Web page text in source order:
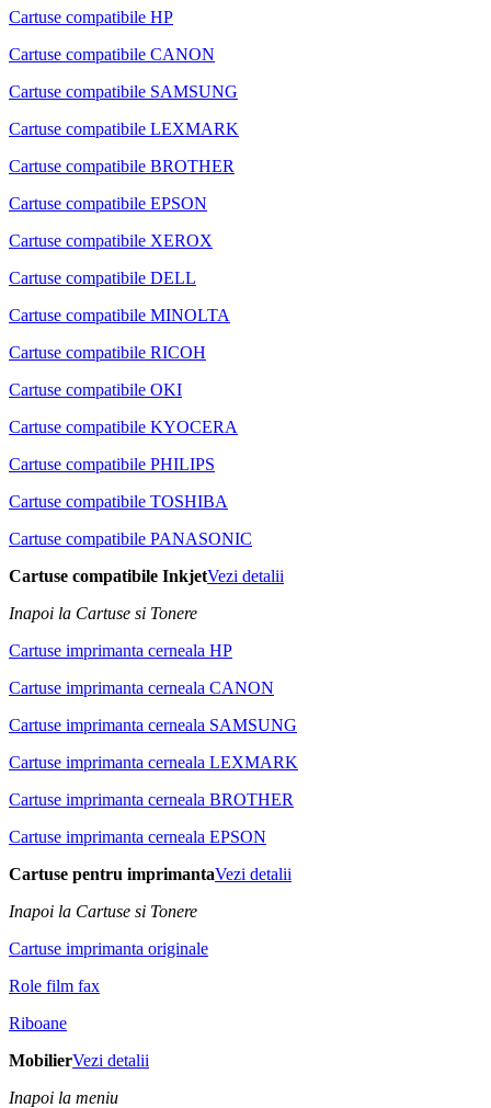
Cartuse compatibile HP
Cartuse compatibile CANON
Cartuse compatibile SAMSUNG
Cartuse compatibile LEXMARK
Cartuse compatibile BROTHER
Cartuse compatibile EPSON
Cartuse compatibile XEROX
Cartuse compatibile DELL
Cartuse compatibile MINOLTA
Cartuse compatibile RICOH
Cartuse compatibile OKI
Cartuse compatibile KYOCERA
Cartuse compatibile PHILIPS
Cartuse compatibile TOSHIBA
Cartuse compatibile PANASONIC
Cartuse compatibile InkjetVezi detalii
Inapoi la Cartuse si Tonere
Cartuse imprimanta cerneala HP
Cartuse imprimanta cerneala CANON
Cartuse imprimanta cerneala SAMSUNG
Cartuse imprimanta cerneala LEXMARK
Cartuse imprimanta cerneala BROTHER
Cartuse imprimanta cerneala EPSON
Cartuse pentru imprimantaVezi detalii
Inapoi la Cartuse si Tonere
Cartuse imprimanta originale
Role film fax
Riboane
MobilierVezi detalii
Inapoi la meniu